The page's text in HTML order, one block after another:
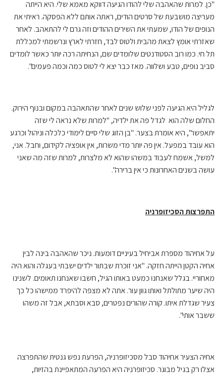
"כן. למרות שהאהבה שלי להודו הגיעה דווקא מאמא שלי. היא הייתה
מעריצה מושבעת של סרטים הודים, ראתה אותם ללא הפסקה. ראיתי את
הנופים של הודו, שמעתי את השירים ההודים וזה גרם לי להתאהב. לאחר
שאזרתי אומץ לצאת מהבית ולטוס לבד, חזרתי לארץ ונרשמתי למכללת
תל חי. כמו רוב הסטודנטים שלומדים שם, הנחיתה רכה יותר כאשר לומדים
סביב נופים, טבע ושלווה. מאז כבר יצא לי לטוס כמה וכמה פעמים".
לגליל היא הגיעה לפני שלוש שנים לאחר שהתאהבה במקום ובנוף הירוק.
החלום שלה הוא לגדל פה את ילדיה, "למרות שלא נראה לי שזה
יתאפשר", היא אומרת בצער. "בן הזוג שלי סיים לימודי כלכלה וניהול וכרגע
הוא עובד במפעל. אין פה יותר מדי משרות, אין אופציה לקידום, וחבל. אני,
למשל, אשמח לעבוד במשהו שהוא לא מלצרות, למרות שזה מה שאני
עושה בשנים האחרונות כי אין ברירה".
התפרצות הסכיזופרניה
על אחיהוד מספרת אביחיל בעיניים דומעות. ניכר שהאהבה בינה לבין
אחיה הקטן הייתה חזקה. "אני זוכרת שבתור ילדים ישבתי בעגלה והוא היה
מאחוריי. בגלל שאנחנו כמעט באותו הגיל, חשבו שאנחנו תאומים. לשנינו
היה שיער מתולתל ואותו גוון עור. אתה לא מצפה להיפרד ממישהו כל כך
צעיר שגדלת איתו. קורה שהורים נפטרים, סבא וסבתא, אבל זה משהו
ששבר אותי".
אחיה הצעיר אחיהוד סבל מסכיזופרניה, הפרעת נפש גנטית שהתפרצה
אצלו רק בגיל מבוגר. סכיזופרניה היא הפרעה המתאפיינת בהזיות,